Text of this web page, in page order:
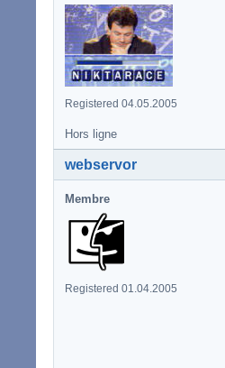
Registered 04.05.2005
Hors ligne
webservor
Membre
Registered 01.04.2005